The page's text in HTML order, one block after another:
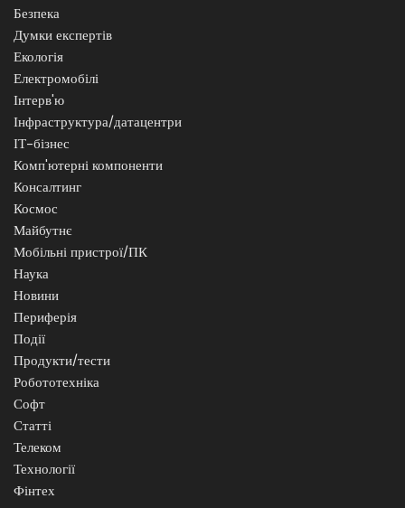
Безпека
Думки експертів
Екологія
Електромобілі
Інтерв'ю
Інфраструктура/датацентри
ІТ-бізнес
Комп'ютерні компоненти
Консалтинг
Космос
Майбутнє
Мобільні пристрої/ПК
Наука
Новини
Периферія
Події
Продукти/тести
Робототехніка
Софт
Статті
Телеком
Технології
Фінтех